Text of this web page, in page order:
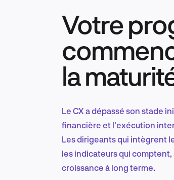
Votre
la
Le CX a dépassé son stade
financière et l'exécution
Les dirigeants qui intègrent
les indicateurs qui
croissance à long terme.